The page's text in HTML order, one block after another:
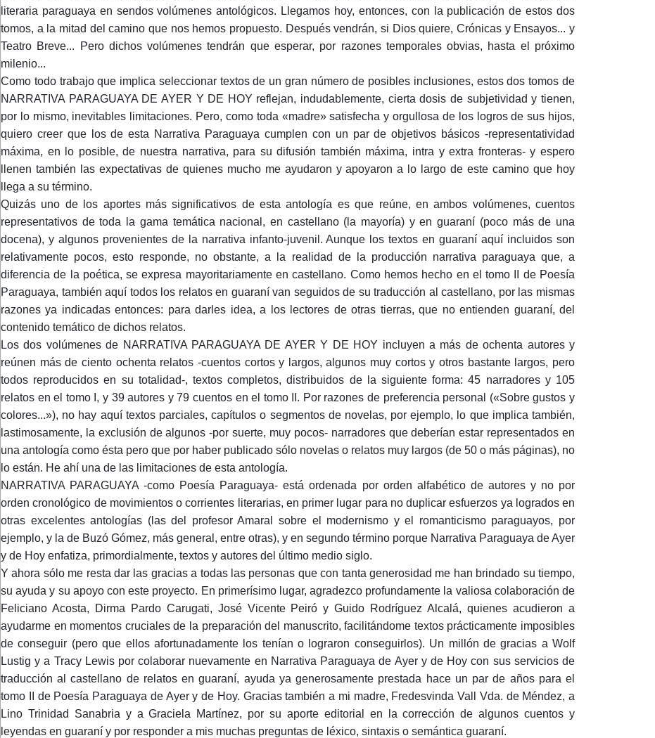
literaria paraguaya en sendos volúmenes antológicos. Llegamos hoy, entonces, con la publicación de estos dos
tomos, a la mitad del camino que nos hemos propuesto. Después vendrán, si Dios quiere, Crónicas y Ensayos... y
Teatro Breve... Pero dichos volúmenes tendrán que esperar, por razones temporales obvias, hasta el próximo
milenio...
Como todo trabajo que implica seleccionar textos de un gran número de posibles inclusiones, estos dos tomos de
NARRATIVA PARAGUAYA DE AYER Y DE HOY reflejan, indudablemente, cierta dosis de subjetividad y tienen,
por lo mismo, inevitables limitaciones. Pero, como toda «madre» satisfecha y orgullosa de los logros de sus hijos,
quiero creer que los de esta Narrativa Paraguaya cumplen con un par de objetivos básicos -representatividad
máxima, en lo posible, de nuestra narrativa, para su difusión también máxima, intra y extra fronteras- y espero
llenen también las expectativas de quienes mucho me ayudaron y apoyaron a lo largo de este camino que hoy
llega a su término.
Quizás uno de los aportes más significativos de esta antología es que reúne, en ambos volúmenes, cuentos
representativos de toda la gama temática nacional, en castellano (la mayoría) y en guaraní (poco más de una
docena), y algunos provenientes de la narrativa infanto-juvenil. Aunque los textos en guaraní aquí incluidos son
relativamente pocos, esto responde, no obstante, a la realidad de la producción narrativa paraguaya que, a
diferencia de la poética, se expresa mayoritariamente en castellano. Como hemos hecho en el tomo II de Poesía
Paraguaya, también aquí todos los relatos en guaraní van seguidos de su traducción al castellano, por las mismas
razones ya indicadas entonces: para darles idea, a los lectores de otras tierras, que no entienden guaraní, del
contenido temático de dichos relatos.
Los dos volúmenes de NARRATIVA PARAGUAYA DE AYER Y DE HOY incluyen a más de ochenta autores y
reúnen más de ciento ochenta relatos -cuentos cortos y largos, algunos muy cortos y otros bastante largos, pero
todos reproducidos en su totalidad-, textos completos, distribuidos de la siguiente forma: 45 narradores y 105
relatos en el tomo I, y 39 autores y 79 cuentos en el tomo II. Por razones de preferencia personal («Sobre gustos y
colores...»), no hay aquí textos parciales, capítulos o segmentos de novelas, por ejemplo, lo que implica también,
lastimosamente, la exclusión de algunos -por suerte, muy pocos- narradores que deberían estar representados en
una antología como ésta pero que por haber publicado sólo novelas o relatos muy largos (de 50 o más páginas), no
lo están. He ahí una de las limitaciones de esta antología.
NARRATIVA PARAGUAYA -como Poesía Paraguaya- está ordenada por orden alfabético de autores y no por
orden cronológico de movimientos o corrientes literarias, en primer lugar para no duplicar esfuerzos ya logrados en
otras excelentes antologías (las del profesor Amaral sobre el modernismo y el romanticismo paraguayos, por
ejemplo, y la de Buzó Gómez, más general, entre otras), y en segundo término porque Narrativa Paraguaya de Ayer
y de Hoy enfatiza, primordialmente, textos y autores del último medio siglo.
Y ahora sólo me resta dar las gracias a todas las personas que con tanta generosidad me han brindado su tiempo,
su ayuda y su apoyo con este proyecto. En primerísimo lugar, agradezco profundamente la valiosa colaboración de
Feliciano Acosta, Dirma Pardo Carugati, José Vicente Peiró y Guido Rodríguez Alcalá, quienes acudieron a
ayudarme en momentos cruciales de la preparación del manuscrito, facilitándome textos prácticamente imposibles
de conseguir (pero que ellos afortunadamente los tenían o lograron conseguirlos). Un millón de gracias a Wolf
Lustig y a Tracy Lewis por colaborar nuevamente en Narrativa Paraguaya de Ayer y de Hoy con sus servicios de
traducción al castellano de relatos en guaraní, ayuda ya generosamente prestada hace un par de años para el
tomo II de Poesía Paraguaya de Ayer y de Hoy. Gracias también a mi madre, Fredesvinda Vall Vda. de Méndez, a
Lino Trinidad Sanabria y a Graciela Martínez, por su aporte editorial en la corrección de algunos cuentos y
leyendas en guaraní y por responder a mis muchas preguntas de léxico, sintaxis o semántica guaraní.